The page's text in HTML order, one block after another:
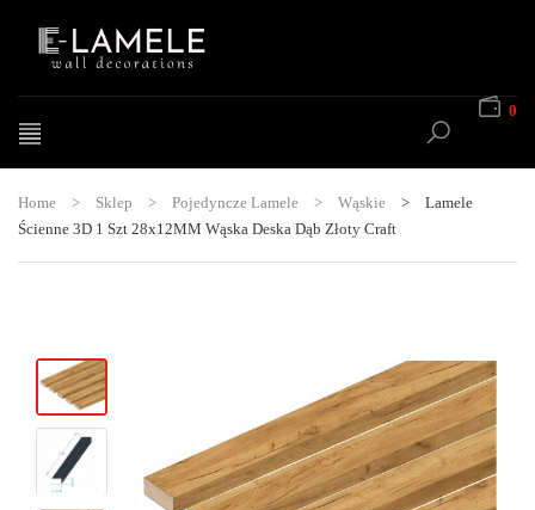
0
Home > Sklep > Pojedyncze Lamele > Wąskie >
Lamele
Ścienne 3D 1 Szt 28x12MM Wąska Deska Dąb Złoty Craft